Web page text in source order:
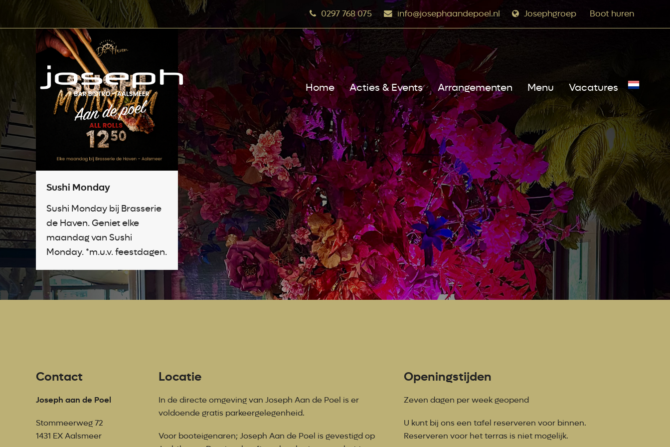
0297 768 075 info@josephaandepoel.nl Josephgroep Boot huren
Home Acties & Events Arrangementen Menu Vacatures
Sushi Monday
Sushi Monday bij Brasserie
de Haven. Geniet elke
maandag van Sushi
Monday. *m.u.v. feestdagen.
Contact
Joseph aan de Poel
Stommeerweg 72
1431 EX Aalsmeer
Locatie
In de directe omgeving van Joseph Aan de Poel is er
voldoende gratis parkeergelegenheid.
Voor booteigenaren; Joseph Aan de Poel is gevestigd op
Openingstijden
Zeven dagen per week geopend
U kunt bij ons een tafel reserveren voor binnen.
Reserveren voor het terras is niet mogelijk.